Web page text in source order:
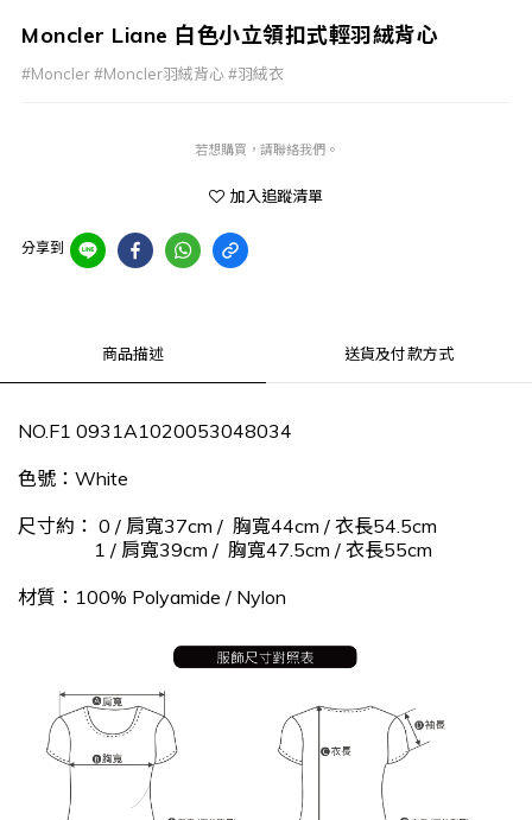
Moncler Liane 白色小立領扣式輕羽絨背心
#Moncler #Moncler羽絨背心 #羽絨衣
若想購買，請聯絡我們。
加入追蹤清單
分享到
商品描述 送貨及付款方式
NO.F1 0931A1020053048034
色號： White
尺寸約： 0 / 肩寬37cm / 胸寬44cm / 衣長54.5cm
1 / 肩寬39cm / 胸寬47.5cm / 衣長55cm
材質： 100% Polyamide / Nylon